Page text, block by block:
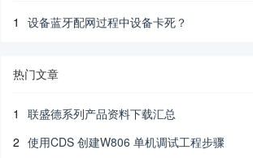
1 设备蓝牙配网过程中设备卡死？
热门文章
1
联盛德系列产品资料下载汇总
2 使用CDS 创建W806 单机调试工程步骤